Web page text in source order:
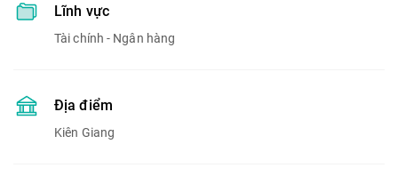
Lĩnh vực
Tài chính - Ngân hàng
Địa điểm
Kiên Giang